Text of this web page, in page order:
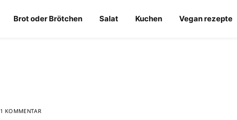
Brot oder Brötchen Salat Kuchen Vegan rezepte
1 KOMMENTAR